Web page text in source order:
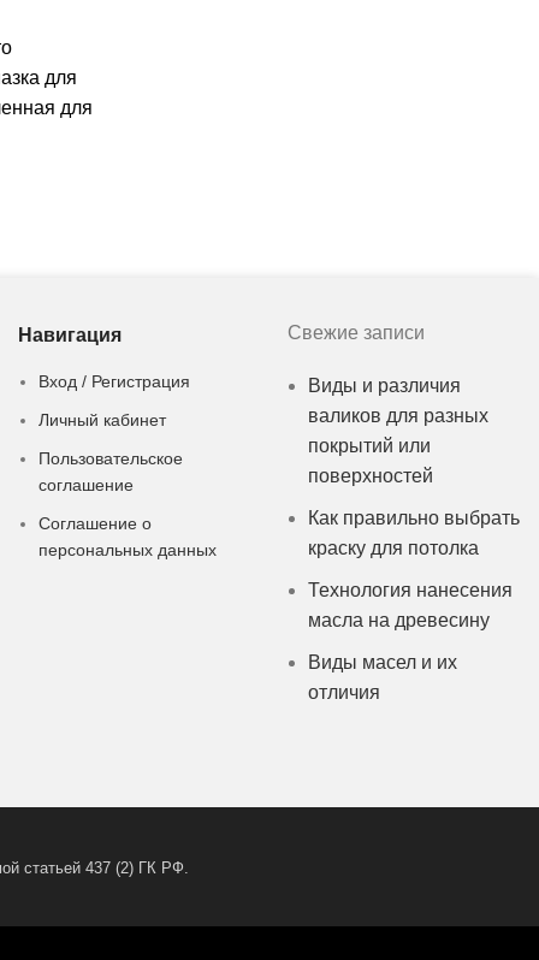
для
для
Навигация
Вход / Регистрация
Личный кабинет
Пользовательское
соглашение
Соглашение о
персональных данных
Свежие записи
Виды и различия
валиков для разных
покрытий или
поверхностей
Как правильно выбрать
краску для потолка
Технология нанесения
масла на древесину
Виды масел и их
отличия
статьей 437 (2) ГК РФ.